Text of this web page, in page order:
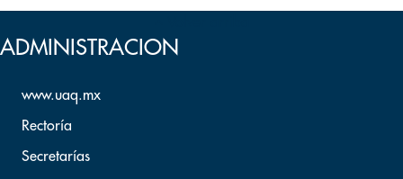
ADMINISTRACION
www.uaq.mx
Rectoría
Secretarías